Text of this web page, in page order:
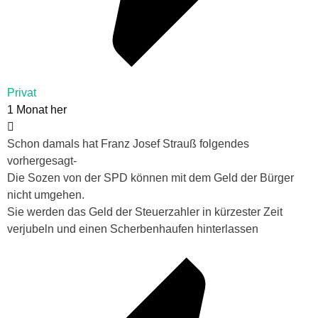
Privat
1 Monat her
Schon damals hat Franz Josef Strauß folgendes
vorhergesagt-
Die Sozen von der SPD können mit dem Geld der Bürger
nicht umgehen.
Sie werden das Geld der Steuerzahler in kürzester Zeit
verjubeln und einen Scherbenhaufen hinterlassen